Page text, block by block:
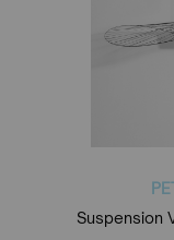
Suspension